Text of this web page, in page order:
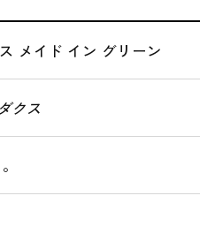
メイド イン グリーン
クス
であり、また世界トップ
（※１)において、最高
件は30、環境と人にやさ
地を使用し、同様に「
85％以上使用した製品で
示され、サプライチェー